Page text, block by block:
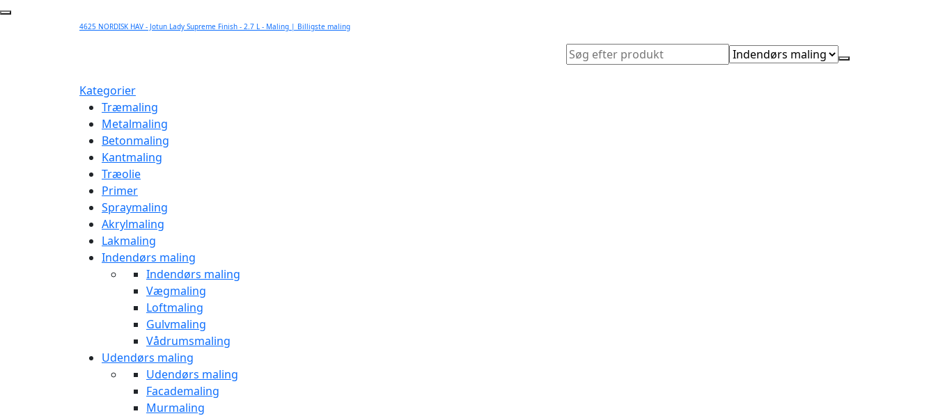
4625 NORDISK HAV - Jotun Lady Supreme Finish - 2.7 L - Maling | Billigste maling
Kategorier
Træmaling
Metalmaling
Betonmaling
Kantmaling
Træolie
Primer
Spraymaling
Akrylmaling
Lakmaling
Indendørs maling
Indendørs maling
Vægmaling
Loftmaling
Gulvmaling
Vådrumsmaling
Udendørs maling
Udendørs maling
Facademaling
Murmaling